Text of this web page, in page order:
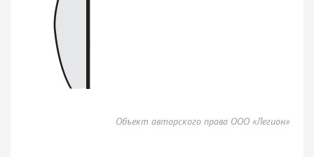
Объект авторского права ООО «Легион»